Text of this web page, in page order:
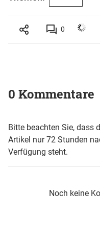
0
0 Kommentare
Bitte beachten Sie, dass
Artikel nur 72 Stunden
Verfügung steht.
Noch keine